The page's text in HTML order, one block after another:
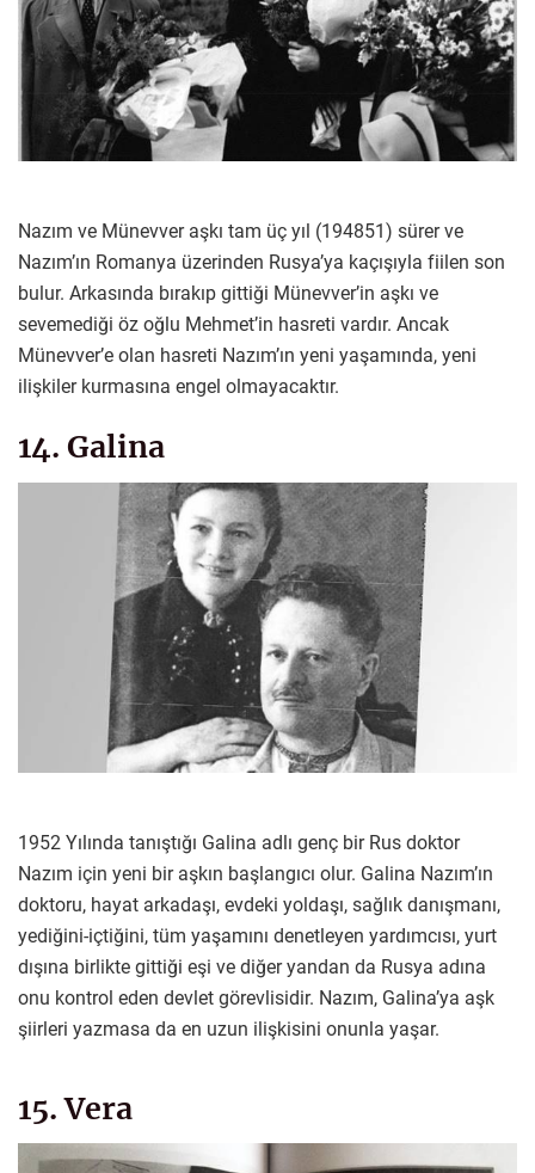
Nazım ve Münevver aşkı tam üç yıl (1948­51) sürer ve
Nazım’ın Romanya üzerinden Rusya’ya kaçışıyla fiilen son
bulur. Arkasında bırakıp gittiği Münevver’in aşkı ve
sevemediği öz oğlu Mehmet’in hasreti vardır. Ancak
Münevver’e olan hasreti Nazım’ın yeni yaşamında, yeni
ilişkiler kurmasına engel olmayacaktır.
14. Galina
1952 Yılında tanıştığı Galina adlı genç bir Rus doktor
Nazım için yeni bir aşkın başlangıcı olur. Galina Nazım’ın
doktoru, hayat arkadaşı, evdeki yoldaşı, sağlık danışmanı,
yediğini-içtiğini, tüm yaşamını denetleyen yardımcısı, yurt
dışına birlikte gittiği eşi ve diğer yandan da Rusya adına
onu kontrol eden devlet görevlisidir. Nazım, Galina’ya aşk
şiirleri yazmasa da en uzun ilişkisini onunla yaşar.
15. Vera